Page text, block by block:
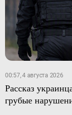
00:57, 4 августа 2026
Рассказ
грубые